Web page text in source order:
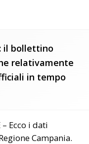
il bollettino
relativamente
in tempo
– Ecco i dati
Campania.